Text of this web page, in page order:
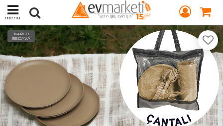
menü
KARGO
BEDAVA